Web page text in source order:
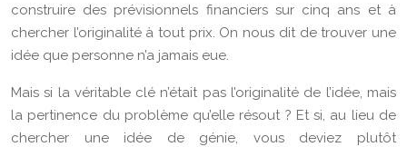
construire des prévisionnels financiers sur cinq ans et à
chercher l’originalité à tout prix. On nous dit de trouver une
idée que personne n’a jamais eue.
Mais si la véritable clé n’était pas l’originalité de l’idée, mais
la pertinence du problème qu’elle résout ? Et si, au lieu de
chercher une idée de génie, vous deviez plutôt